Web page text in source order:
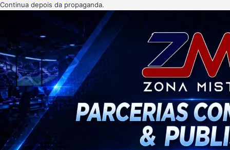
Continua depois da propaganda.